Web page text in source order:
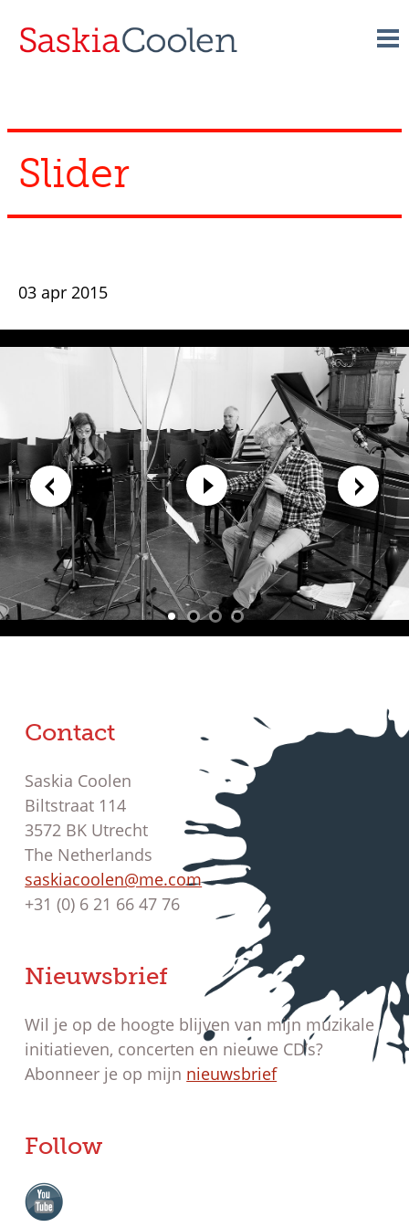
content
Slider
03 apr 2015
Contact
Saskia Coolen
Biltstraat 114
3572 BK Utrecht
The Netherlands
saskiacoolen@me.com
+31 (0) 6 21 66 47 76
Nieuwsbrief
Wil je op de hoogte blijven van mijn muzikale
initiatieven, concerten en nieuwe CD’s?
Abonneer je op mijn nieuwsbrief
Follow